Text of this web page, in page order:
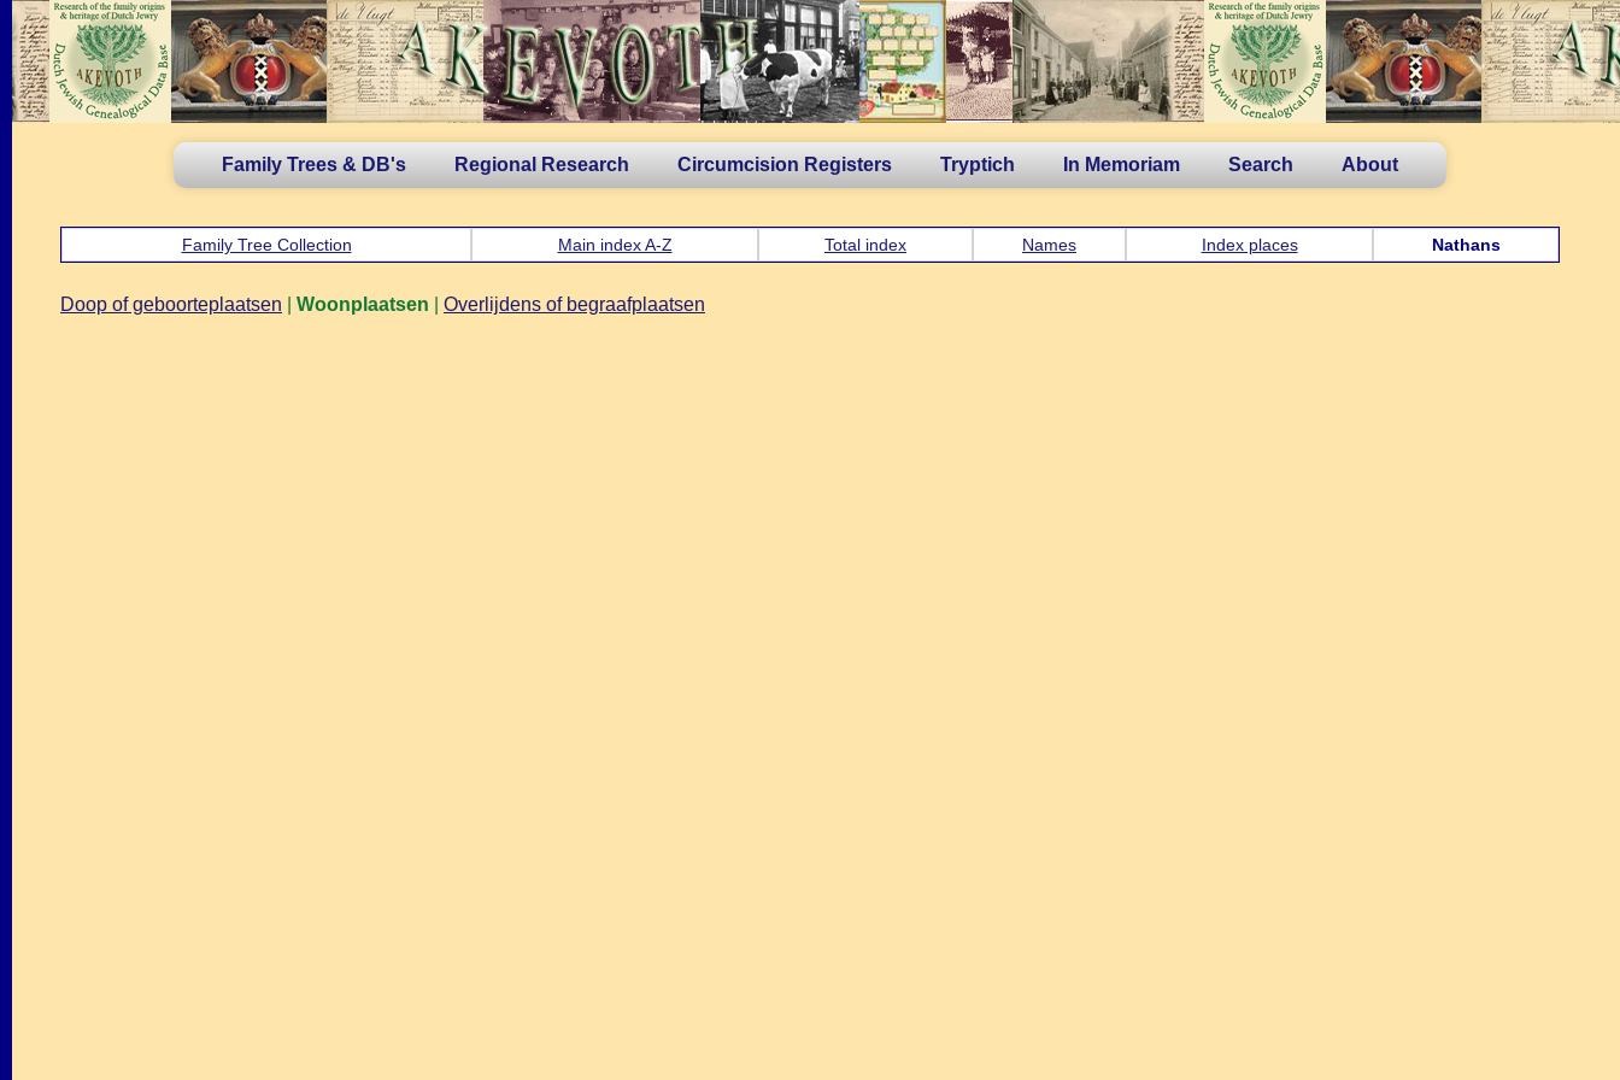
Family Trees & DB's Regional Research Circumcision Registers Tryptich In Memoriam Search About
Family Tree Collection Main index A-Z Total index Names Index places Nathans
Doop of geboorteplaatsen Woonplaatsen Overlijdens of begraafplaatsen